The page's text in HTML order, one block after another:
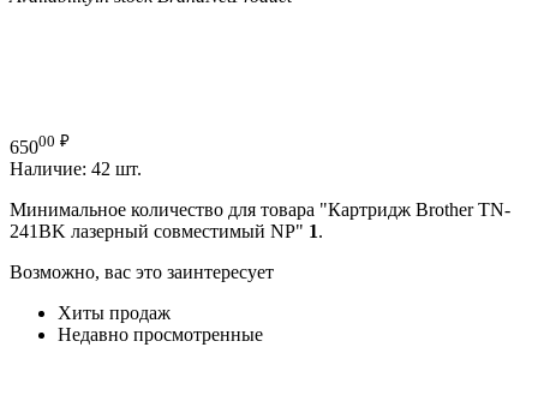
65000 ₽
Наличие: 42 шт.
Минимальное количество для товара "Картридж Brother TN-
241BK лазерный совместимый NP" 1.
Возможно, вас это заинтересует
Хиты продаж
Недавно просмотренные